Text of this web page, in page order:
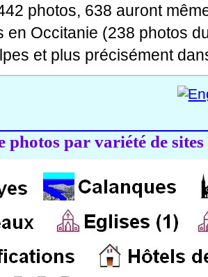
photos, 638 auront
en Occitanie (238 photos
et plus précisément
photos par variété de